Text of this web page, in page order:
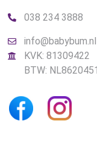
038 234 3888
info@babybum.nl
KVK: 81309422
BTW: